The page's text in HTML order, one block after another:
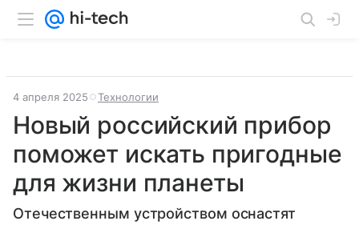
4 апреля 2025 Технологии
Новый российский прибор
поможет искать пригодные
для жизни планеты
Отечественным устройством оснастят